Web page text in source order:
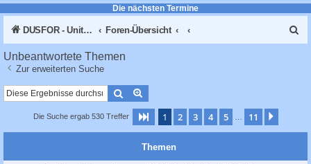
Die nächsten Termine
DUSFOR - United Sk8 Nations :: Inline skaten in Düsseldorf Foren-Übersicht
Unbeantwortete Themen
Zur erweiterten Suche
Suche
Die Suche ergab 530 Treffer Seite 1von 11
1 2 3 4 5 11
Themen